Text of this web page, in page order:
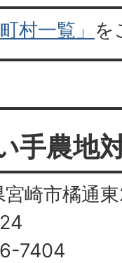
村一覧」 を
手農地
崎市橘通
7404